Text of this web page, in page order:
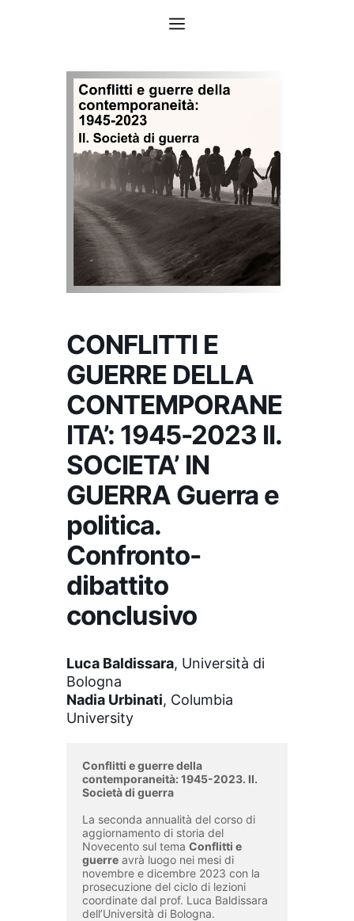
Menu
CONFLITTI E
GUERRE DELLA
CONTEMPORANE
ITA’: 1945-2023 II.
SOCIETA’ IN
GUERRA Guerra e
politica.
Confronto-
dibattito
conclusivo
Luca Baldissara, Università di
Bologna
Nadia Urbinati, Columbia
University
Conflitti e guerre della
contemporaneità: 1945-2023. II.
Società di guerra
La seconda annualità del corso di
aggiornamento di storia del
Novecento sul tema Conflitti e
guerre avrà luogo nei mesi di
novembre e dicembre 2023 con la
prosecuzione del ciclo di lezioni
coordinate dal prof. Luca Baldissara
dell’Università di Bologna.